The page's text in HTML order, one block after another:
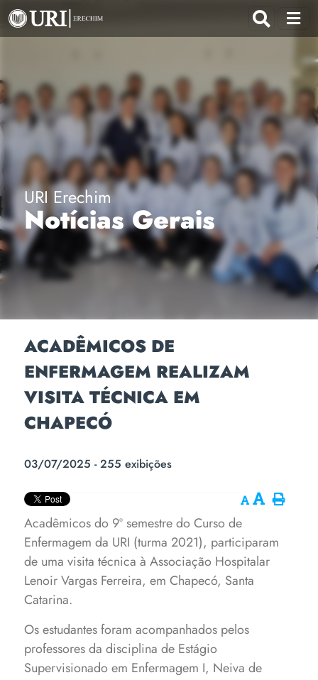
URI Erechim
Notícias Gerais
ACADÊMICOS DE
ENFERMAGEM REALIZAM
VISITA TÉCNICA EM
CHAPECÓ
03/07/2025 - 255 exibições
Acadêmicos do 9º semestre do Curso de
Enfermagem da URI (turma 2021), participaram
de uma visita técnica à Associação Hospitalar
Lenoir Vargas Ferreira, em Chapecó, Santa
Catarina.
Os estudantes foram acompanhados pelos
professores da disciplina de Estágio
Supervisionado em Enfermagem I, Neiva de